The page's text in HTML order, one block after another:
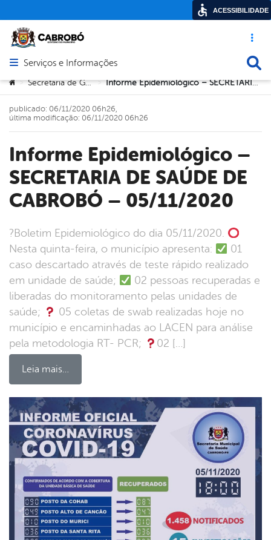
Acesso
Abrir menu principal de navegação
Serviços e Informações
Você está aqui:
> Secretaria de Governo > Informe Epidemiológico – SECRETARIA DE SAÚDE DE CABROBÓ – 05/11/2020
Informe Epidemiológico –
SECRETARIA DE SAÚDE DE
CABROBÓ – 05/11/2020
?Boletim Epidemiológico do dia 05/11/2020.
Nesta quinta-feira, o município apresenta:
01
caso descartado através de teste rápido realizado
em unidade de saúde;
02 pessoas recuperadas e
liberadas do monitoramento pelas unidades de
saúde;
05 coletas de swab realizadas hoje no
município e encaminhadas ao LACEN para análise
pela metodologia RT- PCR;
02 […]
Leia mais…
publicado: 06/11/2020 06h26,
última modificação: 06/11/2020 06h26
ACESSIBILIDADE